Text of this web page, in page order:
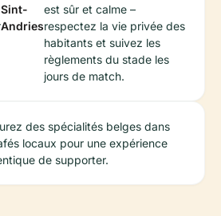
Sint-
Andries
est sûr et calme –
respectez la vie privée des
habitants et suivez les
règlements du stade les
jours de match.
des spécialités belges dans
locaux pour une expérience
de supporter.